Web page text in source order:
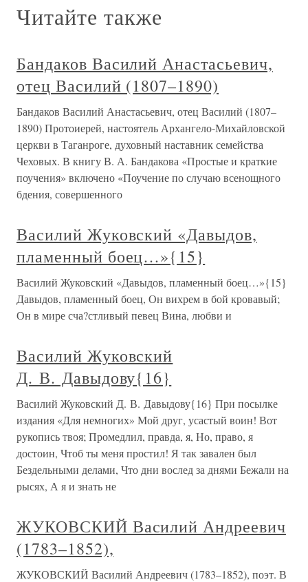
Читайте также
Бандаков Василий Анастасьевич,
отец Василий (1807–1890)
Бандаков Василий Анастасьевич, отец Василий (1807–
1890) Протоиерей, настоятель Архангело-Михайловской
церкви в Таганроге, духовный наставник семейства
Чеховых. В книгу В. А. Бандакова «Простые и краткие
поучения» включено «Поучение по случаю всенощного
бдения, совершенного
Василий Жуковский «Давыдов,
пламенный боец…»{15}
Василий Жуковский «Давыдов, пламенный боец…»{15}
Давыдов, пламенный боец, Он вихрем в бой кровавый;
Он в мире сча?стливый певец Вина, любви и
Василий Жуковский
Д. В. Давыдову{16}
Василий Жуковский Д. В. Давыдову{16} При посылке
издания «Для немногих» Мой друг, усастый воин! Вот
рукопись твоя; Промедлил, правда, я, Но, право, я
достоин, Чтоб ты меня простил! Я так завален был
Бездельными делами, Что дни вослед за днями Бежали на
рысях, А я и знать не
ЖУКОВСКИЙ Василий Андреевич
(1783–1852),
ЖУКОВСКИЙ Василий Андреевич (1783–1852), поэт. В